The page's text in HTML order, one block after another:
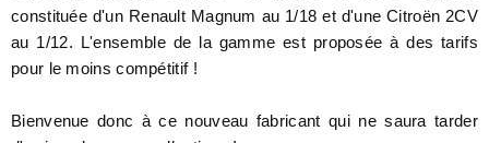
constituée d'un Renault Magnum au 1/18 et d'une Citroën 2CV
au 1/12. L'ensemble de la gamme est proposée à des tarifs
pour le moins compétitif !
Bienvenue donc à ce nouveau fabricant qui ne saura tarder